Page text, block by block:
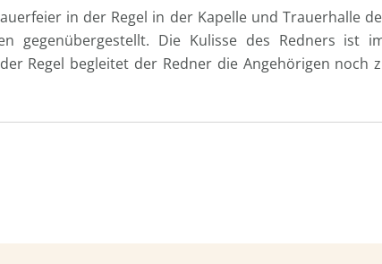
in der Regel in der Kapelle und Trauerhalle
gegenübergestellt. Die Kulisse des Redners ist
Regel begleitet der Redner die Angehörigen